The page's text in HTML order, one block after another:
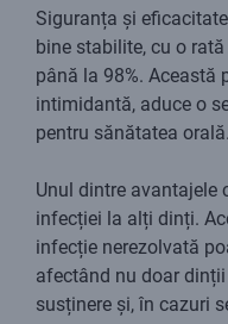
Siguranța și
bine stabilite, cu o
până la 98%. Această
intimidantă, aduce o
pentru sănătatea orală.
Unul dintre avantajele
infecției la alți dinți.
infecție nerezolvată
afectând nu doar
susținere și, în cazuri